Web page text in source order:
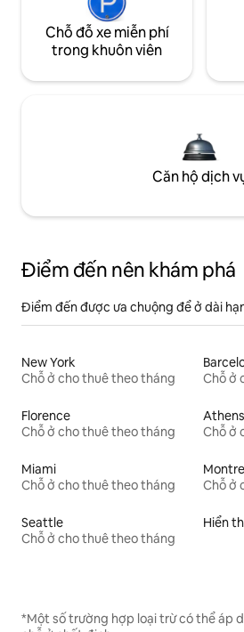
Chỗ đỗ xe miễn phí
trong khuôn viên
Căn hộ dịch
Điểm đến nên khám phá
Điểm đến được ưa chuộng để ở dài
New York
Chỗ ở cho thuê theo tháng
Chỗ ở
Florence
Chỗ ở cho thuê theo tháng
Athens
Chỗ ở
Miami
Chỗ ở cho thuê theo tháng
Chỗ ở
Seattle
Chỗ ở cho thuê theo tháng
Hiển
*Một số trường hợp loại trừ có thể áp